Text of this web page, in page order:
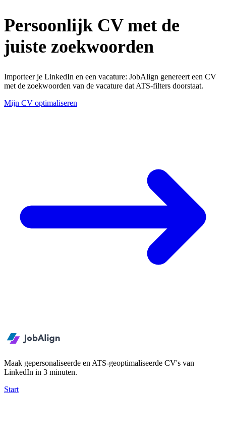
Persoonlijk CV met de
juiste zoekwoorden
Importeer je LinkedIn en een vacature: JobAlign genereert een CV
met de zoekwoorden van de vacature dat ATS-filters doorstaat.
Mijn CV optimaliseren
Maak gepersonaliseerde en ATS-geoptimaliseerde CV's van
LinkedIn in 3 minuten.
Start